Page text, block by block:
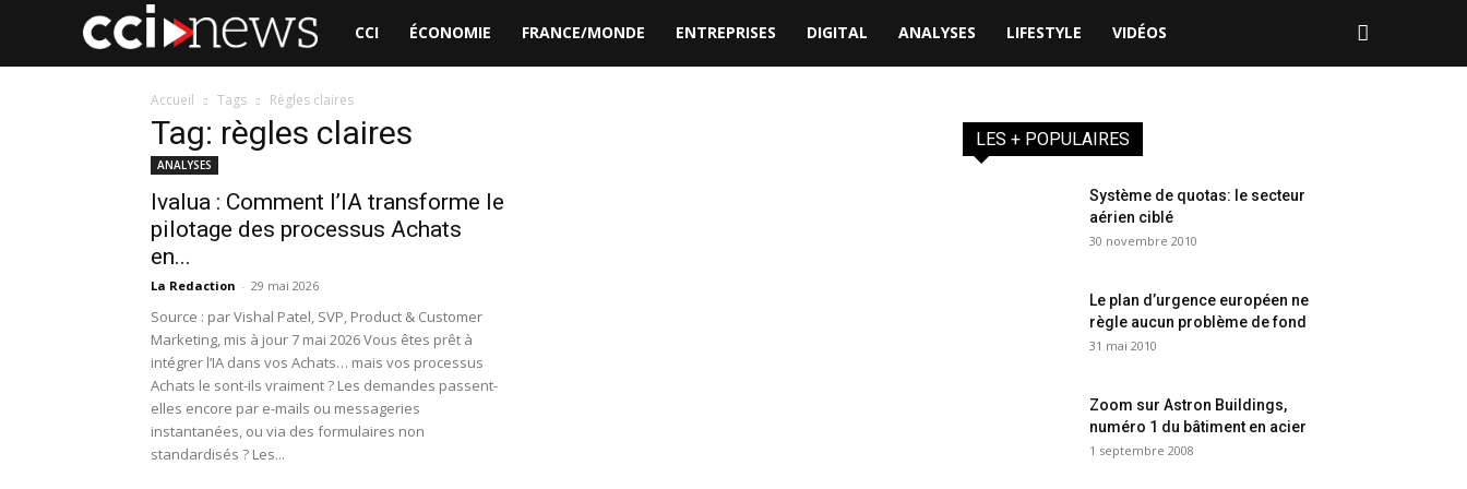
CCI
News
CCI ÉCONOMIE FRANCE/MONDE ENTREPRISES DIGITAL ANALYSES LIFESTYLE VIDÉOS
Accueil Tags Règles claires
Tag: règles claires
ANALYSES
Ivalua : Comment l’IA transforme le
pilotage des processus Achats
en...
La Redaction - 29 mai 2026
Source : par Vishal Patel, SVP, Product & Customer
Marketing, mis à jour 7 mai 2026 Vous êtes prêt à
intégrer l’IA dans vos Achats… mais vos processus
Achats le sont-ils vraiment ? Les demandes passent-
elles encore par e-mails ou messageries
instantanées, ou via des formulaires non
standardisés ? Les...
LES + POPULAIRES
Système de quotas: le secteur
aérien ciblé
30 novembre 2010
Le plan d’urgence européen ne
règle aucun problème de fond
31 mai 2010
Zoom sur Astron Buildings,
numéro 1 du bâtiment en acier
1 septembre 2008